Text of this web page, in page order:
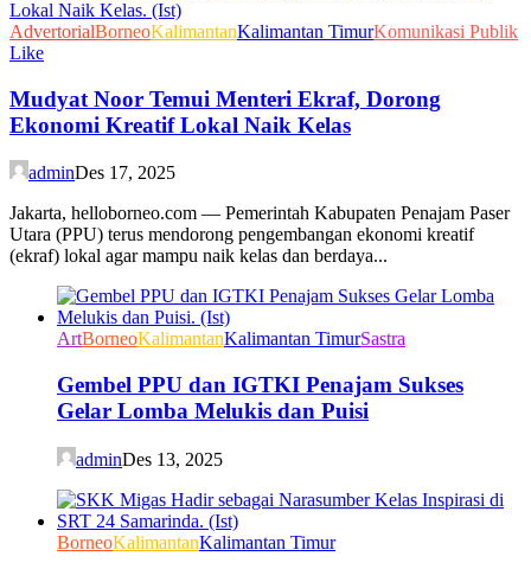
AdvertorialBorneoKalimantanKalimantan TimurKomunikasi Publik
Like
Mudyat Noor Temui Menteri Ekraf, Dorong
Ekonomi Kreatif Lokal Naik Kelas
adminDes 17, 2025
Jakarta, helloborneo.com — Pemerintah Kabupaten Penajam Paser
Utara (PPU) terus mendorong pengembangan ekonomi kreatif
(ekraf) lokal agar mampu naik kelas dan berdaya...
ArtBorneoKalimantanKalimantan TimurSastra
Gembel PPU dan IGTKI Penajam Sukses
Gelar Lomba Melukis dan Puisi
adminDes 13, 2025
BorneoKalimantanKalimantan Timur